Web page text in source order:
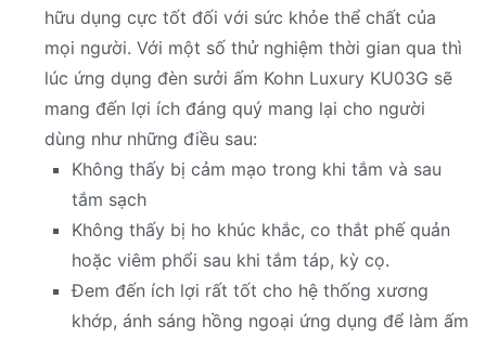
hữu dụng cực tốt đối với sức khỏe thể chất của
mọi người. Với một số thử nghiệm thời gian qua thì
lúc ứng dụng đèn sưởi ấm Kohn Luxury KU03G sẽ
mang đến lợi ích đáng quý mang lại cho người
dùng như những điều sau:
Không thấy bị cảm mạo trong khi tắm và sau
tắm sạch
Không thấy bị ho khúc khắc, co thắt phế quản
hoặc viêm phổi sau khi tắm táp, kỳ cọ.
Đem đến ích lợi rất tốt cho hệ thống xương
khớp, ánh sáng hồng ngoại ứng dụng để làm ấm